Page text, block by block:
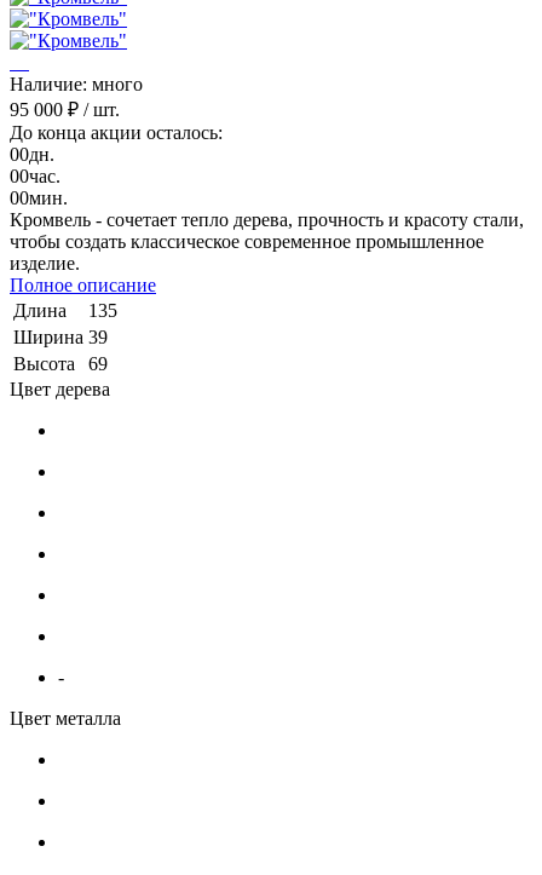
Наличие: много
95 000 ₽ / шт.
До конца акции осталось:
00дн.
00час.
00мин.
Кромвель - сочетает тепло дерева, прочность и красоту стали,
чтобы создать классическое современное промышленное
изделие.
Полное описание
Длина
135
Ширина 39
Высота
69
Цвет дерева
-
Цвет металла